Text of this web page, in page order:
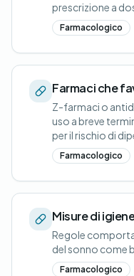
prescrizione a
Farmacologico
Farmaci che
Z-farmaci o
uso a breve
per il rischio di
Farmacologico
Misure di
Regole
del sonno come
Farmacologico